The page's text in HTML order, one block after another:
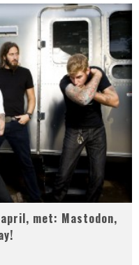
april, met: Mastodon,